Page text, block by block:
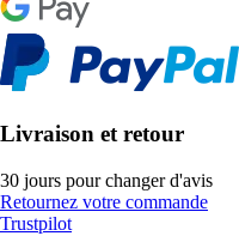
Livraison et retour
30 jours pour changer d'avis
Retournez votre commande
Trustpilot